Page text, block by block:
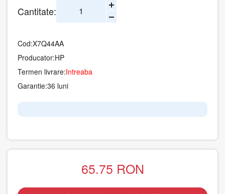
Cantitate:
Cod:X7Q44AA
Producator:HP
Termen livrare:Intreaba
Garantie:36 luni
65.75 RON